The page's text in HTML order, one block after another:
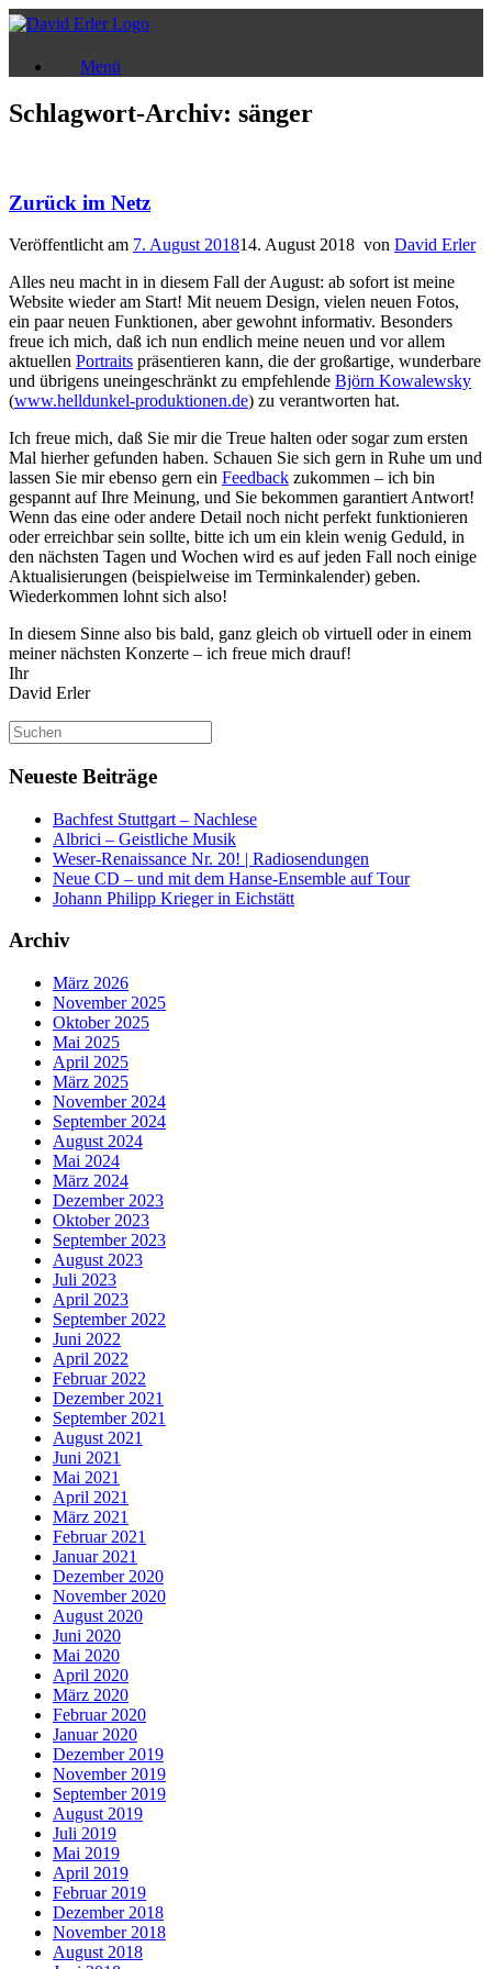
Zum
Inhalt
Menü
Schlagwort-Archiv: sänger
Zurück im Netz
Veröffentlicht am 7. August 201814. August 2018 von David Erler
Alles neu macht in in diesem Fall der August: ab sofort ist meine
Website wieder am Start! Mit neuem Design, vielen neuen Fotos,
ein paar neuen Funktionen, aber gewohnt informativ. Besonders
freue ich mich, daß ich nun endlich meine neuen und vor allem
aktuellen Portraits präsentieren kann, die der großartige, wunderbare
und übrigens uneingeschränkt zu empfehlende Björn Kowalewsky
(www.helldunkel-produktionen.de) zu verantworten hat.
Ich freue mich, daß Sie mir die Treue halten oder sogar zum ersten
Mal hierher gefunden haben. Schauen Sie sich gern in Ruhe um und
lassen Sie mir ebenso gern ein Feedback zukommen – ich bin
gespannt auf Ihre Meinung, und Sie bekommen garantiert Antwort!
Wenn das eine oder andere Detail noch nicht perfekt funktionieren
oder erreichbar sein sollte, bitte ich um ein klein wenig Geduld, in
den nächsten Tagen und Wochen wird es auf jeden Fall noch einige
Aktualisierungen (beispielweise im Terminkalender) geben.
Wiederkommen lohnt sich also!
In diesem Sinne also bis bald, ganz gleich ob virtuell oder in einem
meiner nächsten Konzerte – ich freue mich drauf!
Ihr
David Erler
Suchen
nach:
Neueste Beiträge
Bachfest Stuttgart – Nachlese
Albrici – Geistliche Musik
Weser-Renaissance Nr. 20! | Radiosendungen
Neue CD – und mit dem Hanse-Ensemble auf Tour
Johann Philipp Krieger in Eichstätt
Archiv
März 2026
November 2025
Oktober 2025
Mai 2025
April 2025
März 2025
November 2024
September 2024
August 2024
Mai 2024
März 2024
Dezember 2023
Oktober 2023
September 2023
August 2023
Juli 2023
April 2023
September 2022
Juni 2022
April 2022
Februar 2022
Dezember 2021
September 2021
August 2021
Juni 2021
Mai 2021
April 2021
März 2021
Februar 2021
Januar 2021
Dezember 2020
November 2020
August 2020
Juni 2020
Mai 2020
April 2020
März 2020
Februar 2020
Januar 2020
Dezember 2019
November 2019
September 2019
August 2019
Juli 2019
Mai 2019
April 2019
Februar 2019
Dezember 2018
November 2018
August 2018